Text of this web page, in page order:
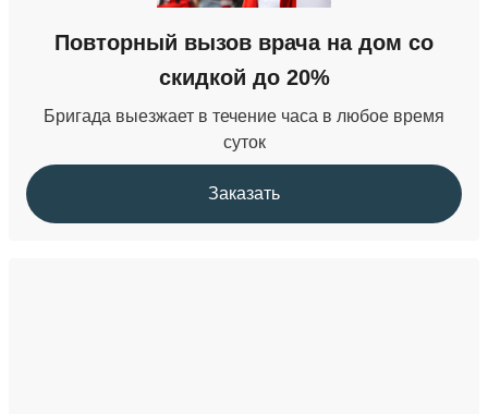
4 500 ₽
Повторный вызов врача на дом со
скидкой до 20%
Бригада выезжает в течение часа в любое время
суток
Заказать